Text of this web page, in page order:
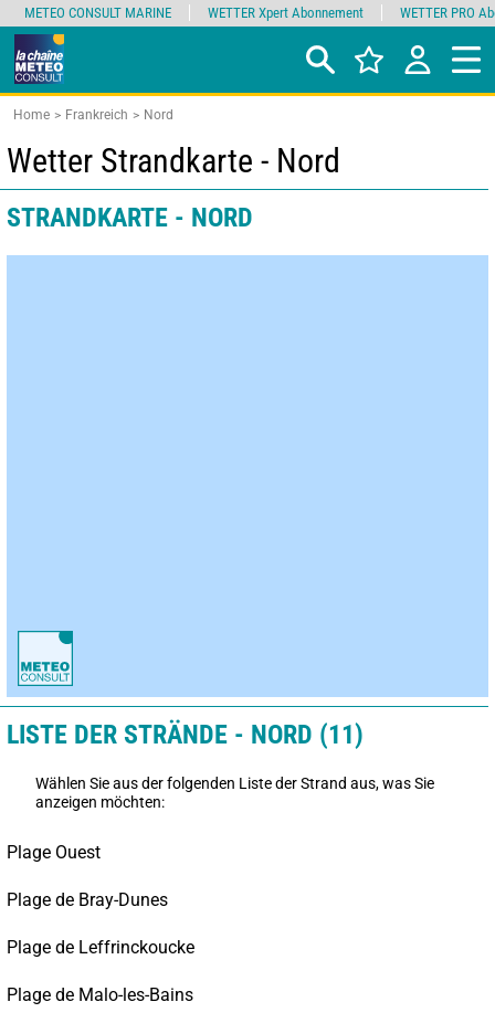
Home Frankreich Nord
Wetter Strandkarte - Nord
STRANDKARTE - NORD
LISTE DER STRÄNDE - NORD (11)
Wählen Sie aus der folgenden Liste der Strand aus, was Sie
anzeigen möchten:
Plage Ouest
Plage de Bray-Dunes
Plage de Leffrinckoucke
Plage de Malo-les-Bains
METEO CONSULT MARINE WETTER Xpert Abonnement WETTER PRO